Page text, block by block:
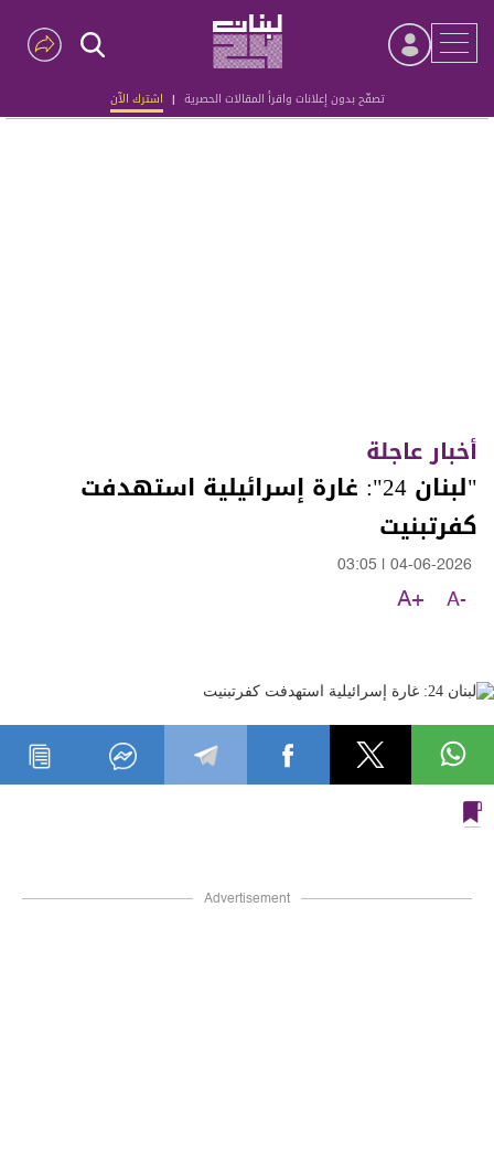
تصفّح بدون إعلانات واقرأ المقالات الحصرية | اشترك الآن
Advertisement
أخبار عاجلة
"لبنان 24": غارة إسرائيلية استهدفت
كفرتبنيت
04-06-2026
03:05
A-
A+
Advertisement